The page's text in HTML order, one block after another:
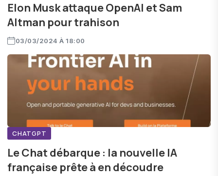
Elon Musk attaque OpenAI et Sam
Altman pour trahison
03/03/2024 À 18:00
CHATGPT
Le Chat débarque : la nouvelle IA
française prête à en découdre